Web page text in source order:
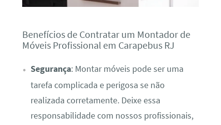
Benefícios de Contratar um Montador de
Móveis Profissional em Carapebus RJ
Segurança: Montar móveis pode ser uma
tarefa complicada e perigosa se não
realizada corretamente. Deixe essa
responsabilidade com nossos profissionais,